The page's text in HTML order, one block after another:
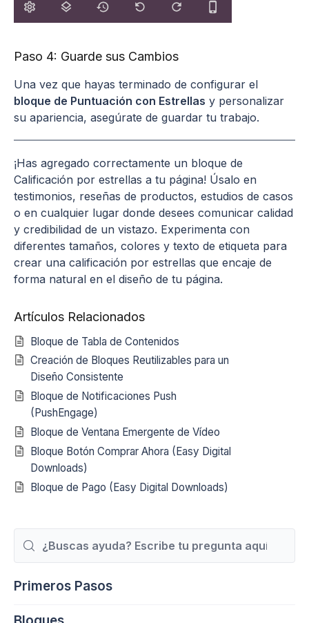
Paso 4: Guarde sus Cambios
Una vez que hayas terminado de configurar el
bloque de Puntuación con Estrellas y personalizar
su apariencia, asegúrate de guardar tu trabajo.
¡Has agregado correctamente un bloque de
Calificación por estrellas a tu página! Úsalo en
testimonios, reseñas de productos, estudios de casos
o en cualquier lugar donde desees comunicar calidad
y credibilidad de un vistazo. Experimenta con
diferentes tamaños, colores y texto de etiqueta para
crear una calificación por estrellas que encaje de
forma natural en el diseño de tu página.
Artículos Relacionados
Bloque de Tabla de Contenidos
Creación de Bloques Reutilizables para un
Diseño Consistente
Bloque de Notificaciones Push
(PushEngage)
Bloque de Ventana Emergente de Vídeo
Bloque Botón Comprar Ahora (Easy Digital
Downloads)
Bloque de Pago (Easy Digital Downloads)
Primeros Pasos